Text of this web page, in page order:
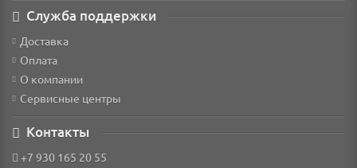
Служба поддержки
Доставка
Оплата
О компании
Сервисные центры
Контакты
+7 930 165 20 55